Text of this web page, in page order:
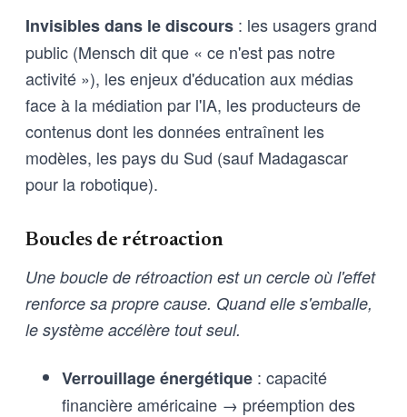
Invisibles dans le discours : les usagers grand
public (Mensch dit que « ce n'est pas notre
activité »), les enjeux d'éducation aux médias
face à la médiation par l'IA, les producteurs de
contenus dont les données entraînent les
modèles, les pays du Sud (sauf Madagascar
pour la robotique).
Boucles de rétroaction
Une boucle de rétroaction est un cercle où l'effet
renforce sa propre cause. Quand elle s'emballe,
le système accélère tout seul.
Verrouillage énergétique : capacité
financière américaine → préemption des